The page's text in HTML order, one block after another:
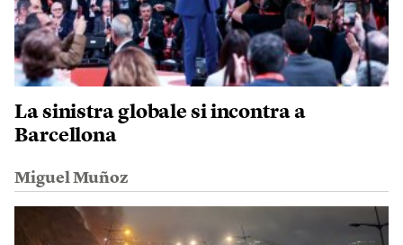
La sinistra globale si incontra a
Barcellona
Miguel Muñoz